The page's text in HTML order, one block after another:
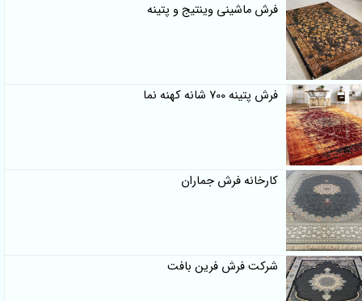
فرش ماشینی وینتیج و پتینه
فرش پتینه 700 شانه کهنه نما
کارخانه فرش جماران
شرکت فرش فرین بافت